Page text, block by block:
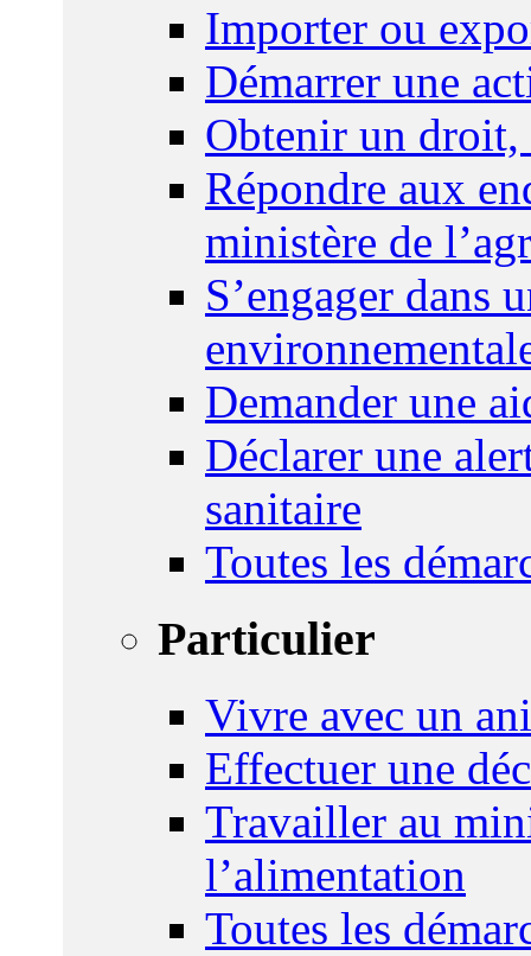
Importer ou
Démarrer une
Obtenir un droit,
Répondre aux
ministère de
S’engager dans
Demander une
Déclarer une
sanitaire
Toutes les
Particulier
Vivre avec un
Effectuer une
Travailler au
l’alimentation
Toutes les